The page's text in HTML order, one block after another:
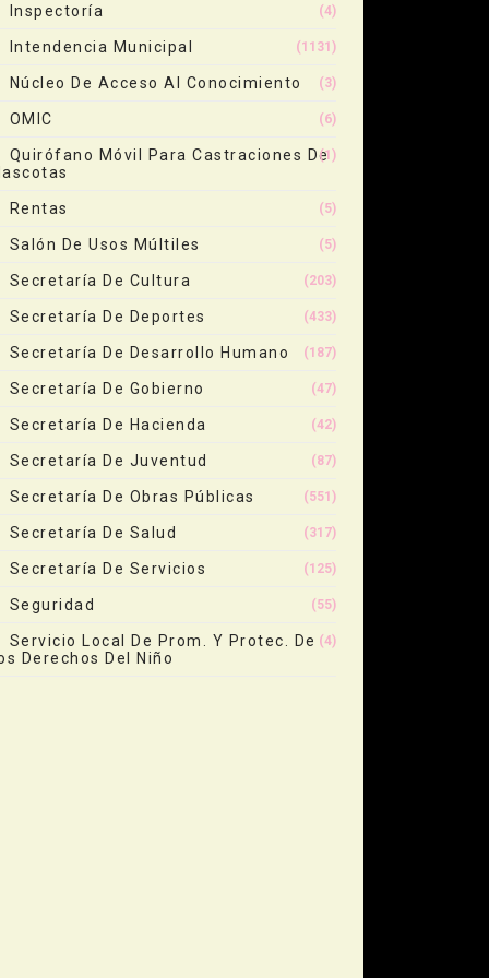
Inspectoría (4)
Intendencia Municipal (1131)
Núcleo De Acceso Al Conocimiento (3)
OMIC (6)
Quirófano Móvil Para Castraciones De(1)
Rentas (5)
Salón De Usos Múltiles (5)
Secretaría De Cultura (203)
Secretaría De Deportes (433)
Secretaría De Desarrollo Humano (187)
Secretaría De Gobierno (47)
Secretaría De Hacienda (42)
Secretaría De Juventud (87)
Secretaría De Obras Públicas (551)
Secretaría De Salud (317)
Secretaría De Servicios (125)
Seguridad (55)
Servicio Local De Prom. Y Protec. De
Derechos Del Niño
(4)